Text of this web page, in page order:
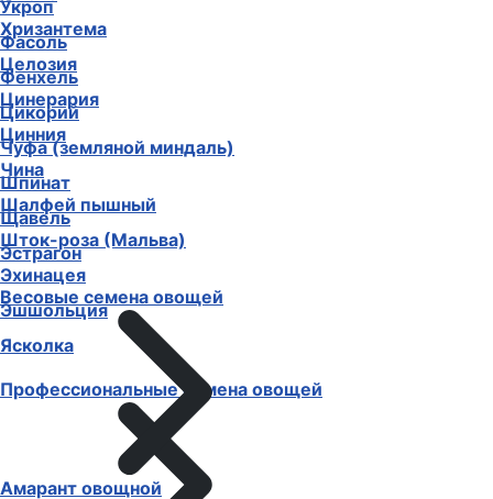
Хризантема
Целозия
Цинерария
Цинния
Чина
Шалфей пышный
Шток-роза (Мальва)
Эхинацея
Эшшольция
Ясколка
Профессиональные семена овощей
Укроп
Фасоль
Фенхель
Цикорий
Чуфа (земляной миндаль)
Шпинат
Щавель
Эстрагон
Весовые семена овощей
Амарант овощной